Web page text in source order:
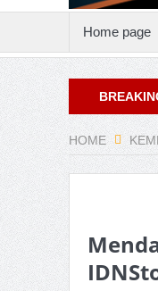
Home page
NEWS
Keterlibatan
HOME